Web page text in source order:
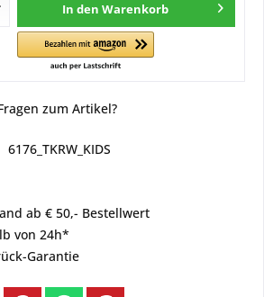
In den Warenkorb
zum Artikel?
6176_TKRW_KIDS
ab € 50,- Bestellwert
von 24h*
Garantie